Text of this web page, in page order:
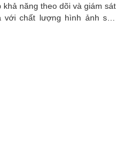
khả năng theo dõi và giám sát
với chất lượng hình ảnh sắc